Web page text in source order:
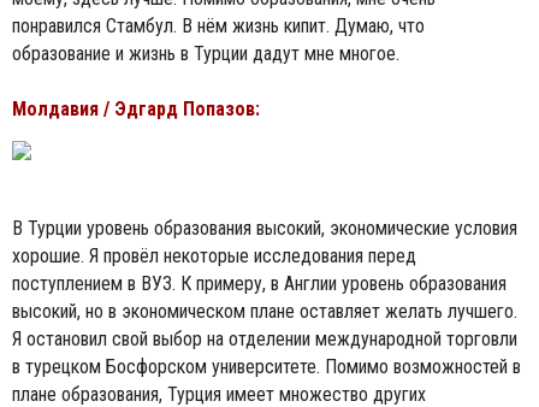
понравился Стамбул. В нём жизнь кипит. Думаю, что
образование и жизнь в Турции дадут мне многое.
Молдавия / Эдгард Попазов:
В Турции уровень образования высокий, экономические условия
хорошие. Я провёл некоторые исследования перед
поступлением в ВУЗ. К примеру, в Англии уровень образования
высокий, но в экономическом плане оставляет желать лучшего.
Я остановил свой выбор на отделении международной торговли
в турецком Босфорском университете. Помимо возможностей в
плане образования, Турция имеет множество других